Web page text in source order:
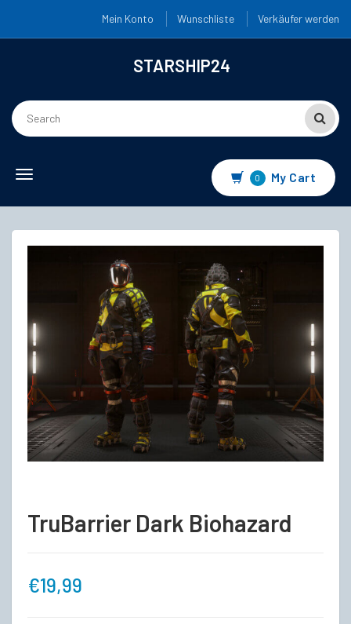
Mein Konto Wunschliste Verkäufer werden
STARSHIP24
Toggle
0 My Cart
TruBarrier Dark Biohazard
€19,99